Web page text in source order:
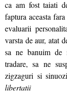
ca am fost taiati
faptura aceasta
evaluarii
varsta de aur, atat
sa ne banuim de
tradare, sa ne
zigzaguri si
libertatii